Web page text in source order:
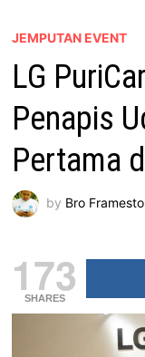
JEMPUTAN EVENT
LG
Penapis
Pertama
by Bro
173
SHARES